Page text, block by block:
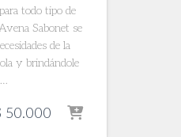
todo tipo de
Sabonet se
de la
y brindándole
…
50.000 Price